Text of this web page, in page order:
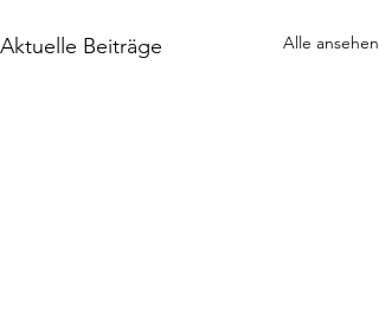
Aktuelle Beiträge Alle ansehen